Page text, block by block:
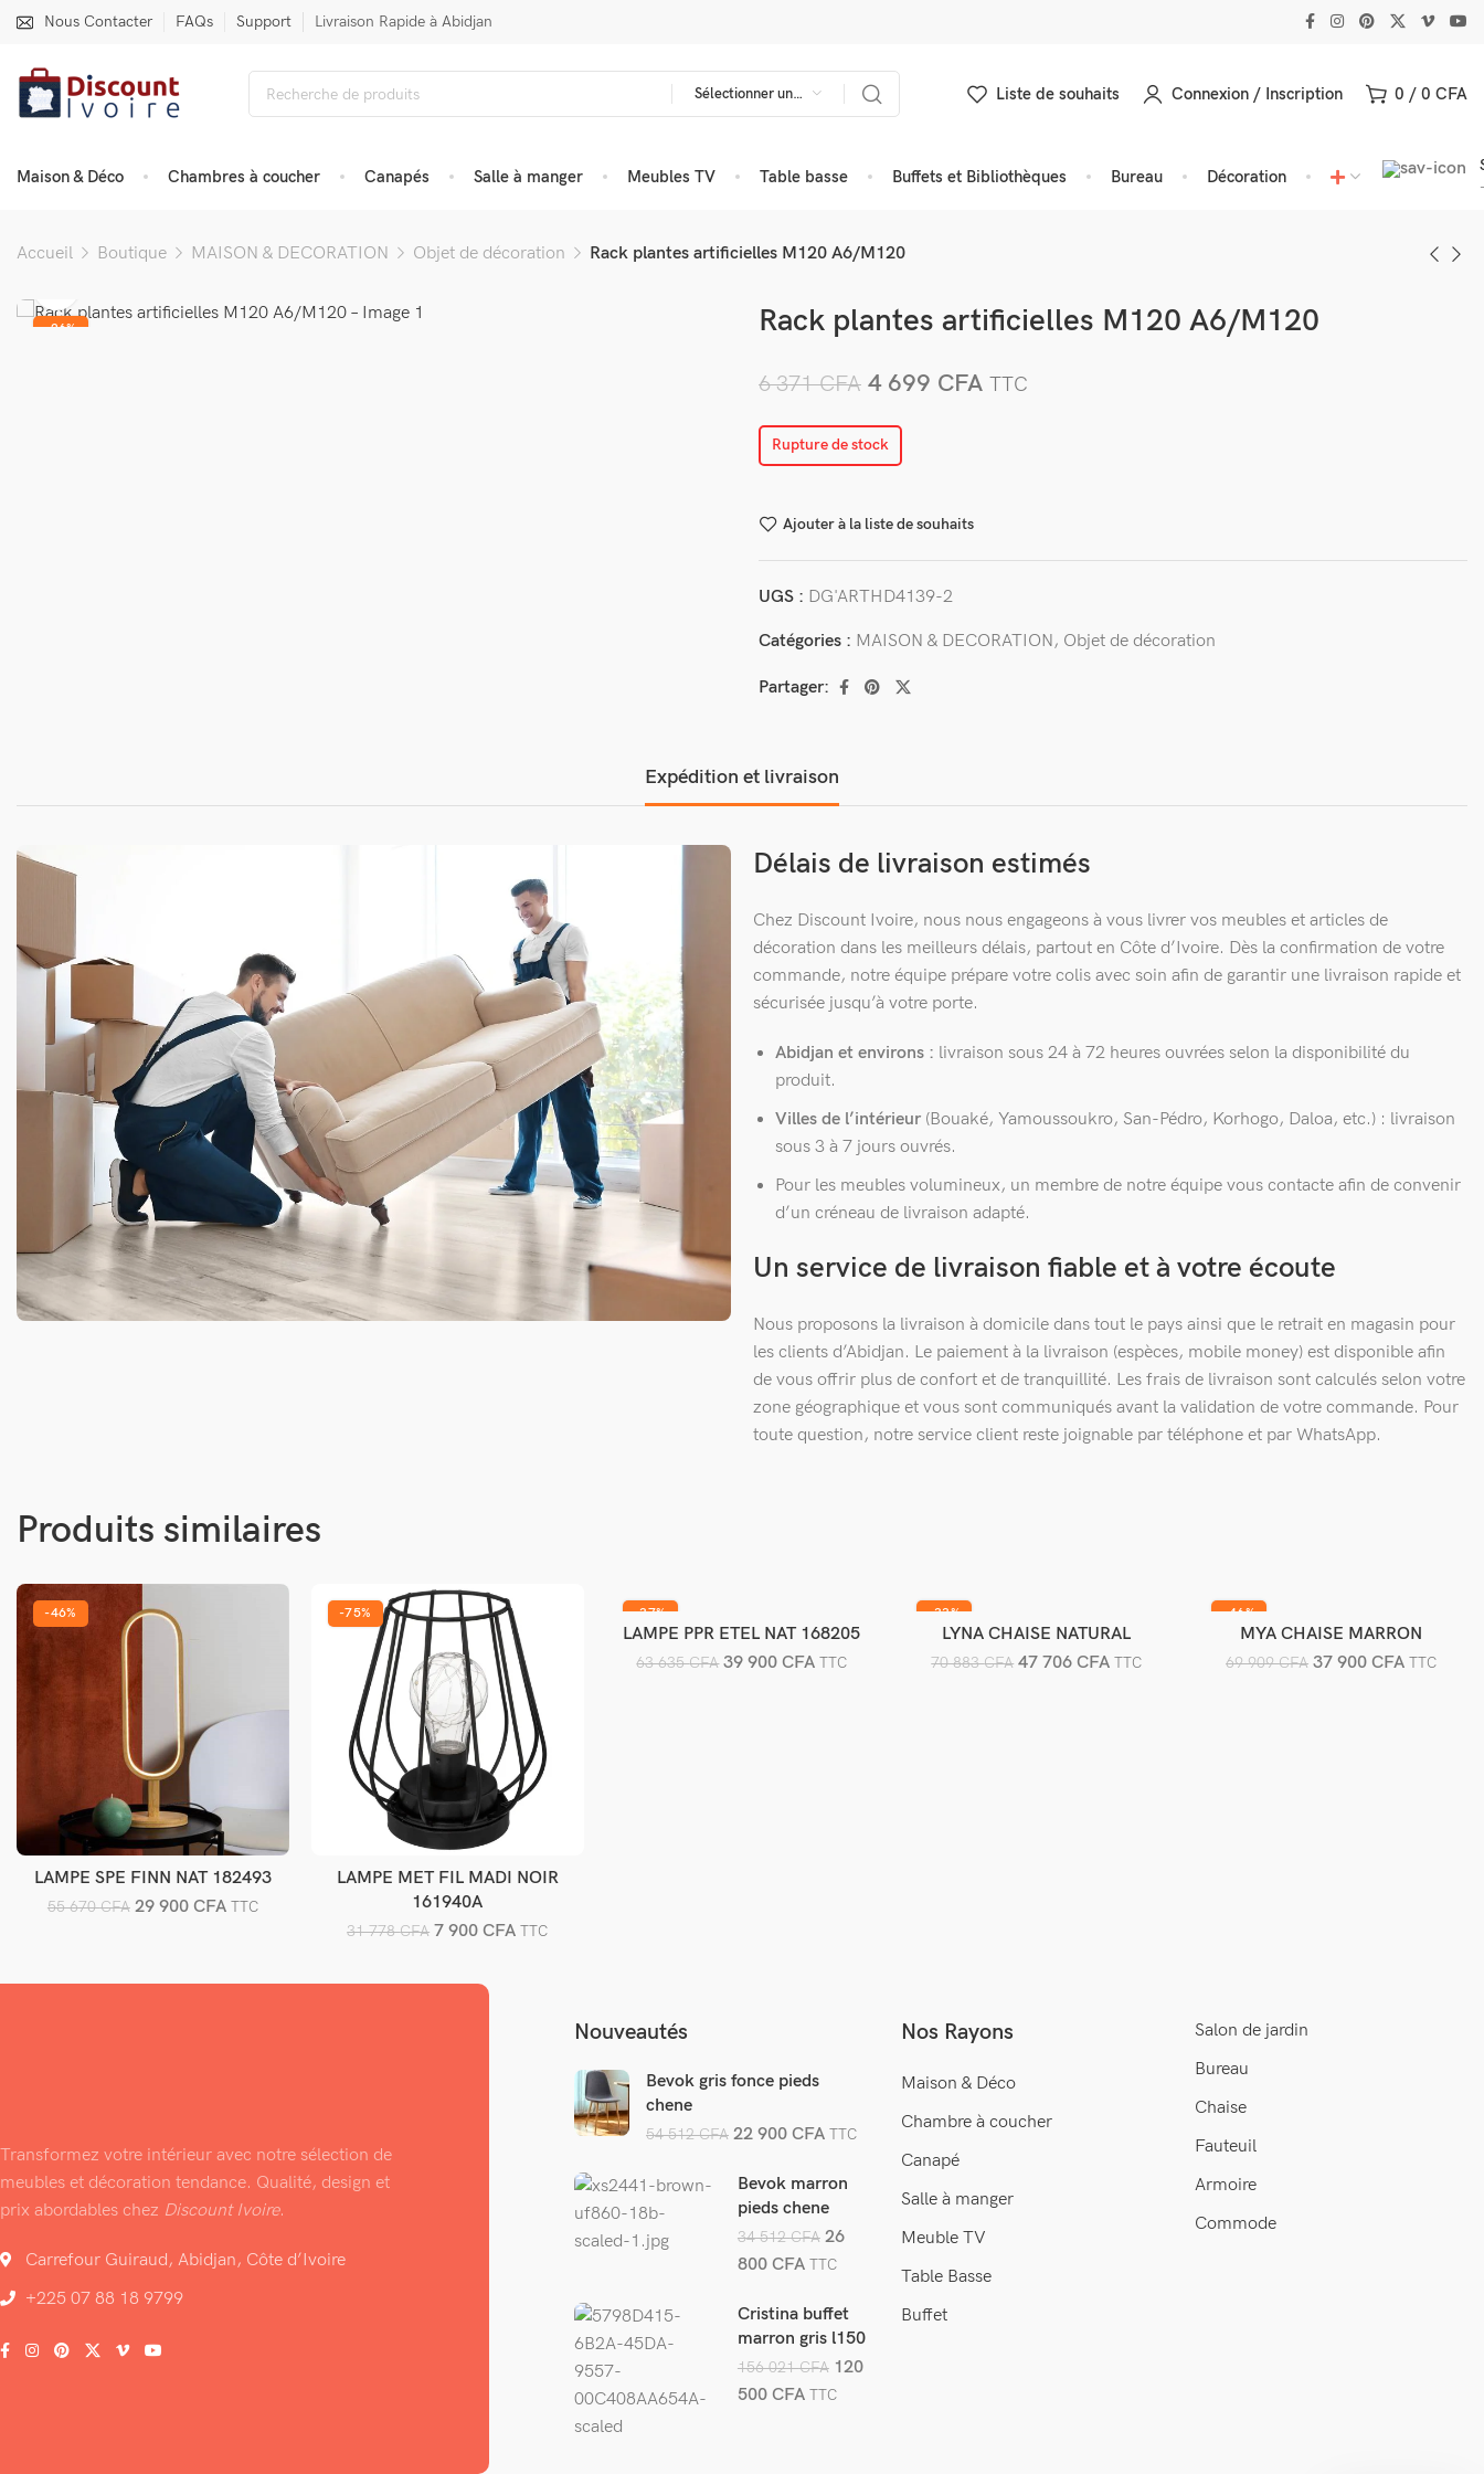
Nous Contacter FAQs Support Livraison Rapide à Abidjan
Sélectionner une catégorie Liste de souhaits Connexion / Inscription 0 / 0 CFA
Maison & Déco Chambres à coucher Canapés Salle à manger Meubles TV Table basse Buffets et Bibliothèques Bureau Décoration
Accueil Boutique MAISON & DECORATION Objet de décoration Rack plantes artificielles M120 A6/M120
-26% Rack plantes artificielles M120 A6/M120
6 371CFA 4 699 CFA TTC
Rupture de stock
Ajouter à la liste de souhaits
UGS : DG'ARTHD4139-2
Catégories : MAISON & DECORATION, Objet de décoration
Partager:
Expédition et livraison
Délais de livraison estimés
Chez Discount Ivoire, nous nous engageons à vous livrer vos meubles et articles de
décoration dans les meilleurs délais, partout en Côte d’Ivoire. Dès la confirmation de votre
commande, notre équipe prépare votre colis avec soin afin de garantir une livraison rapide et
sécurisée jusqu’à votre porte.
Abidjan et environs : livraison sous 24 à 72 heures ouvrées selon la disponibilité du
produit.
Villes de l’intérieur (Bouaké, Yamoussoukro, San-Pédro, Korhogo, Daloa, etc.) : livraison
sous 3 à 7 jours ouvrés.
Pour les meubles volumineux, un membre de notre équipe vous contacte afin de convenir
d’un créneau de livraison adapté.
Un service de livraison fiable et à votre écoute
Nous proposons la livraison à domicile dans tout le pays ainsi que le retrait en magasin pour
les clients d’Abidjan. Le paiement à la livraison (espèces, mobile money) est disponible afin
de vous offrir plus de confort et de tranquillité. Les frais de livraison sont calculés selon votre
zone géographique et vous sont communiqués avant la validation de votre commande. Pour
toute question, notre service client reste joignable par téléphone et par WhatsApp.
Produits similaires
-46%
Ajouter au panier
LAMPE SPE FINN NAT 182493
55 670CFA 29 900 CFA TTC
-75%
Ajouter au panier
LAMPE MET FIL MADI NOIR
161940A
31 778CFA 7 900CFA TTC
-37%
Ajouter au panier
LAMPE PPR ETEL NAT 168205
63 635CFA 39 900CFA TTC
-33%
Ajouter au panier
LYNA CHAISE NATURAL
70 883CFA 47 706CFA TTC
-46%
Ajouter au panier
MYA CHAISE MARRON
69 909CFA 37 900CFA TTC
Transformez votre intérieur avec notre sélection de
meubles et décoration tendance. Qualité, design et
prix abordables chez Discount Ivoire.
Carrefour Guiraud, Abidjan, Côte d’Ivoire
+225 07 88 18 9799
Nouveautés
Bevok gris fonce pieds
chene
54 512CFA 22 900CFA TTC
Bevok marron
pieds chene
34 512CFA 26
800 CFA TTC
Cristina buffet
marron gris l150
cm
156 021CFA 120
500 CFA TTC
Nos Rayons
Maison & Déco
Chambre à coucher
Canapé
Salle à manger
Meuble TV
Table Basse
Buffet
Salon de jardin
Bureau
Chaise
Fauteuil
Armoire
Commode